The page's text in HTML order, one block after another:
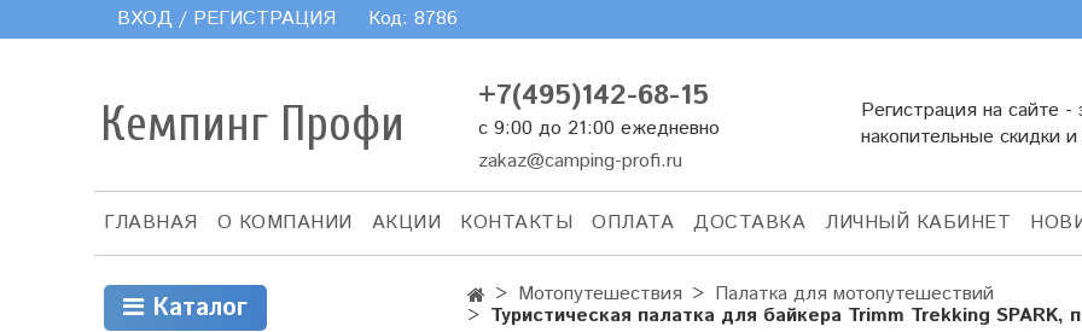
ВХОД / РЕГИСТРАЦИЯ Код:8786
Кемпинг Профи
+7(495)142-68-15
с 9:00 до 21:00 ежедневно
zakaz@camping-profi.ru
Регистрация на сайте -
накопительные скидки
ГЛАВНАЯ О КОМПАНИИ АКЦИИ КОНТАКТЫ ОПЛАТА ДОСТАВКА ЛИЧНЫЙ КАБИНЕТ
Мотопутешествия Палатка для мотопутешествий
Туристическая палатка для байкера Trimm Trekking SPARK,
Каталог